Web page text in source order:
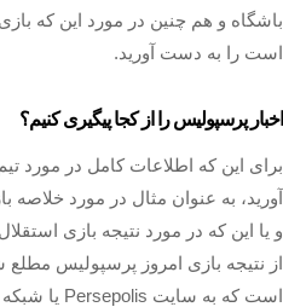
باشگاه و هم چنین در مورد این که بازی
است را به دست آورید.
اخبار پرسپولیس را از کجا پیگیری کنیم؟
آورید، به عنوان مثال در مورد خلاصه
و یا این که در مورد نتیجه بازی
از نتیجه بازی امروز پرسپولیس مطلع